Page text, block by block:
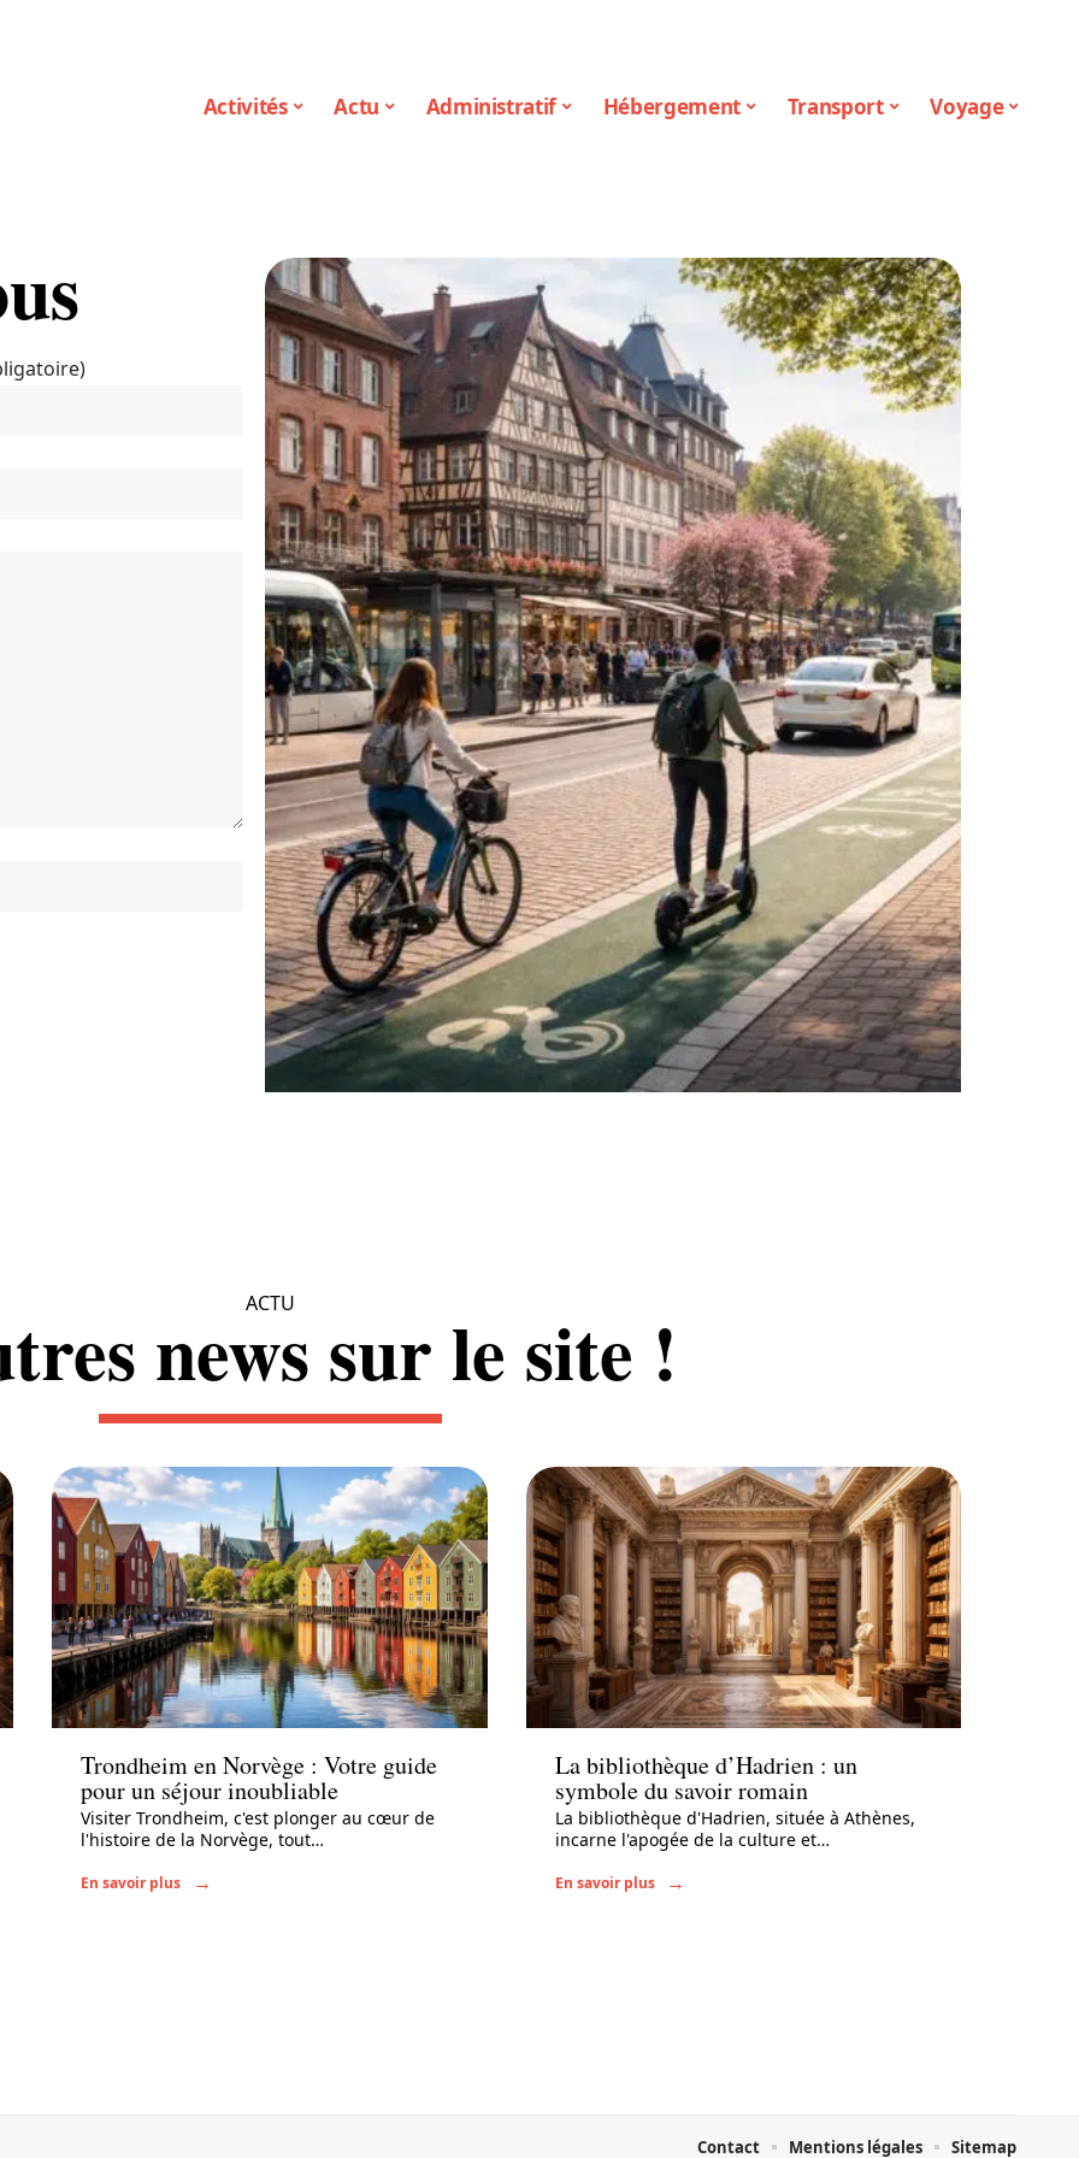
Activités Actu Administratif Hébergement Transport Voyage
ACTU
news sur le site !
Voyage
Trondheim en Norvège : Votre guide
pour un séjour inoubliable
Visiter Trondheim, c'est plonger au cœur de
l'histoire de la Norvège, tout…
En savoir plus
Actu
La bibliothèque d’Hadrien : un
symbole du savoir romain
La bibliothèque d'Hadrien, située à Athènes,
incarne l'apogée de la culture et…
En savoir plus
Contact Mentions légales Sitemap